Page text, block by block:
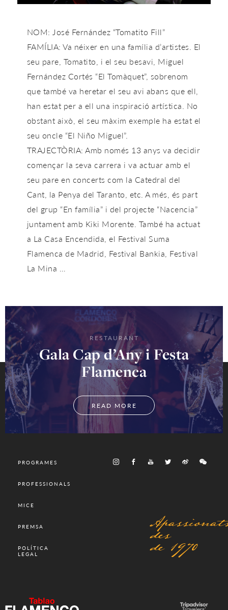
NOM: José Fernández “Tomatito Fill”
FAMÍLIA: Va néixer en una família d’artistes. El
seu pare, Tomatito, i el seu besavi, Miguel
Fernández Cortés “El Tomàquet”, sobrenom
que també va heretar el seu avi abans que ell,
han estat per a ell una inspiració artística. No
obstant això, el seu màxim exemple ha estat el
seu oncle “El Niño Miguel”.
TRAJECTÒRIA: Amb només 13 anys va decidir
començar la seva carrera i va actuar amb el
seu pare en concerts com la Catedral del
Cant, la Penya del Taranto, etc. A més, és part
del grup “En família” i del projecte “Nacencia”
juntament amb Kiki Morente. També ha actuat
a La Casa Encendida, el Festival Suma
Flamenca de Madrid, Festival Bankia, Festival
La Mina …
RESTAURANT
Gala Cap d’Any i Festa
Flamenca
READ MORE
PROGRAMES
PROFESSIONALS
MICE
PREMSA
POLÍTICA
LEGAL
des
de 1970